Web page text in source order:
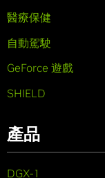
醫療保健
自動駕駛
GeForce 遊戲
SHIELD
產品
DGX-1